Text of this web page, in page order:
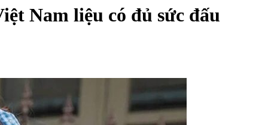
Nam liệu có đủ sức đấu